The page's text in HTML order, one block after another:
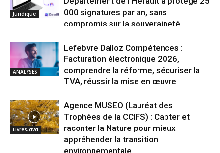
Juridique
000 signatures par an, sans
compromis sur la souveraineté
ANALYSES
Lefebvre Dalloz Compétences :
Facturation électronique 2026,
comprendre la réforme, sécuriser la
TVA, réussir la mise en œuvre
Livres/dvd
Agence MUSEO (Lauréat des
Trophées de la CCIFS) : Capter et
raconter la Nature pour mieux
appréhender la transition
environnementale